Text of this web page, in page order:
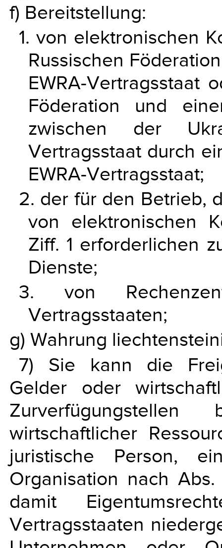
f) Bereitstellung:
1. von elektronischen
Russischen
EWRA-Vertragsstaat
Föderation und
zwischen der
Vertragsstaat durch
EWRA-Vertragsstaat;
2. der für den Betrieb,
von elektronischen
Ziff. 1 erforderlichen
Dienste;
3. von
Vertragsstaaten;
g) Wahrung
7) Sie kann die
Gelder oder
wirtschaftlicher
juristische Person,
Organisation nach
damit
Vertragsstaaten